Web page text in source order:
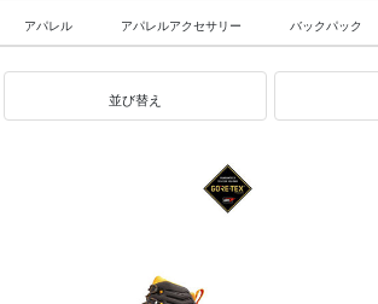
アパレル アパレルアクセサリー バックパック
並び替え